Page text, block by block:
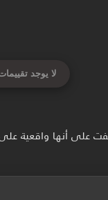
لا يوجد
على أنها واقعية